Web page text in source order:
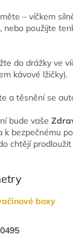
– víčkem
nebo použijte
do drážky ve
kávové lžičky).
a těsnění se
bude vaše
k bezpečnému
chtějí
boxy